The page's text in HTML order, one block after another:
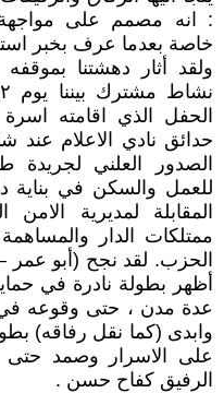
: انه مصمم على مواجهة
خاصة بعدما عرف بخبر
ولقد أثار دهشتنا
الحفل الذي اقامته
حدائق نادي الاعلام عند
الصدور العلني
للعمل والسكن في بناية
المقابلة لمديرية
ممتلكات الدار
الحزب. لقد نجح (أبو عمر
أظهر بطولة نادرة في
عدة مدن ، حتى وقوعه
وابدى (كما نقل رفاقه)
على الاسرار وصمد حتى
الرفيق كفاح حسن .